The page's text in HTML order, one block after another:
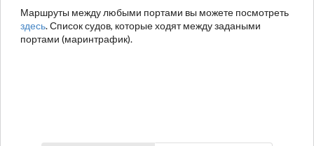
Маршруты между любыми портами вы можете посмотреть
здесь. Список судов, которые ходят между задаными
портами (маринтрафик).